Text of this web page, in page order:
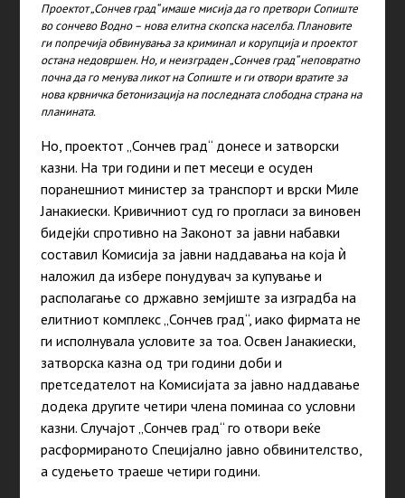
Проектот „Сончев град“ имаше мисија да го претвори Сопиште
во сончево Водно – нова елитна скопска населба. Плановите
ги попречија обвинувања за криминал и корупција и проектот
остана недовршен. Но, и неизграден „Сончев град“ неповратно
почна да го менува ликот на Сопиште и ги отвори вратите за
нова крвничка бетонизација на последната слободна страна на
планината.
Но, проектот „Сончев град“ донесе и затворски
казни. На три години и пет месеци е осуден
поранешниот министер за транспорт и врски Миле
Јанакиески. Кривичниот суд го прогласи за виновен
бидејќи спротивно на Законот за јавни набавки
составил Комисија за јавни наддавања на која ѝ
наложил да избере понудувач за купување и
располагање со државно земјиште за изградба на
елитниот комплекс „Сончев град“, иако фирмата не
ги исполнувала условите за тоа. Освен Јанакиески,
затворска казна од три години доби и
претседателот на Комисијата за јавно наддавање
додека другите четири члена поминаа со условни
казни. Случајот „Сончев град“ го отвори веќе
расформираното Специјално јавно обвинителство,
а судењето траеше четири години.